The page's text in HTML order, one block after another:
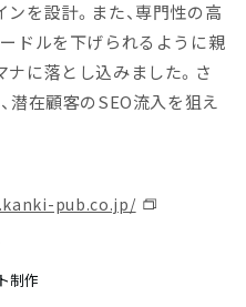
を設計。また、専門性の高
ドルを下げられるように親
に落とし込みました。さ
潜在顧客のSEO流入を狙え
pub.co.jp/
制作